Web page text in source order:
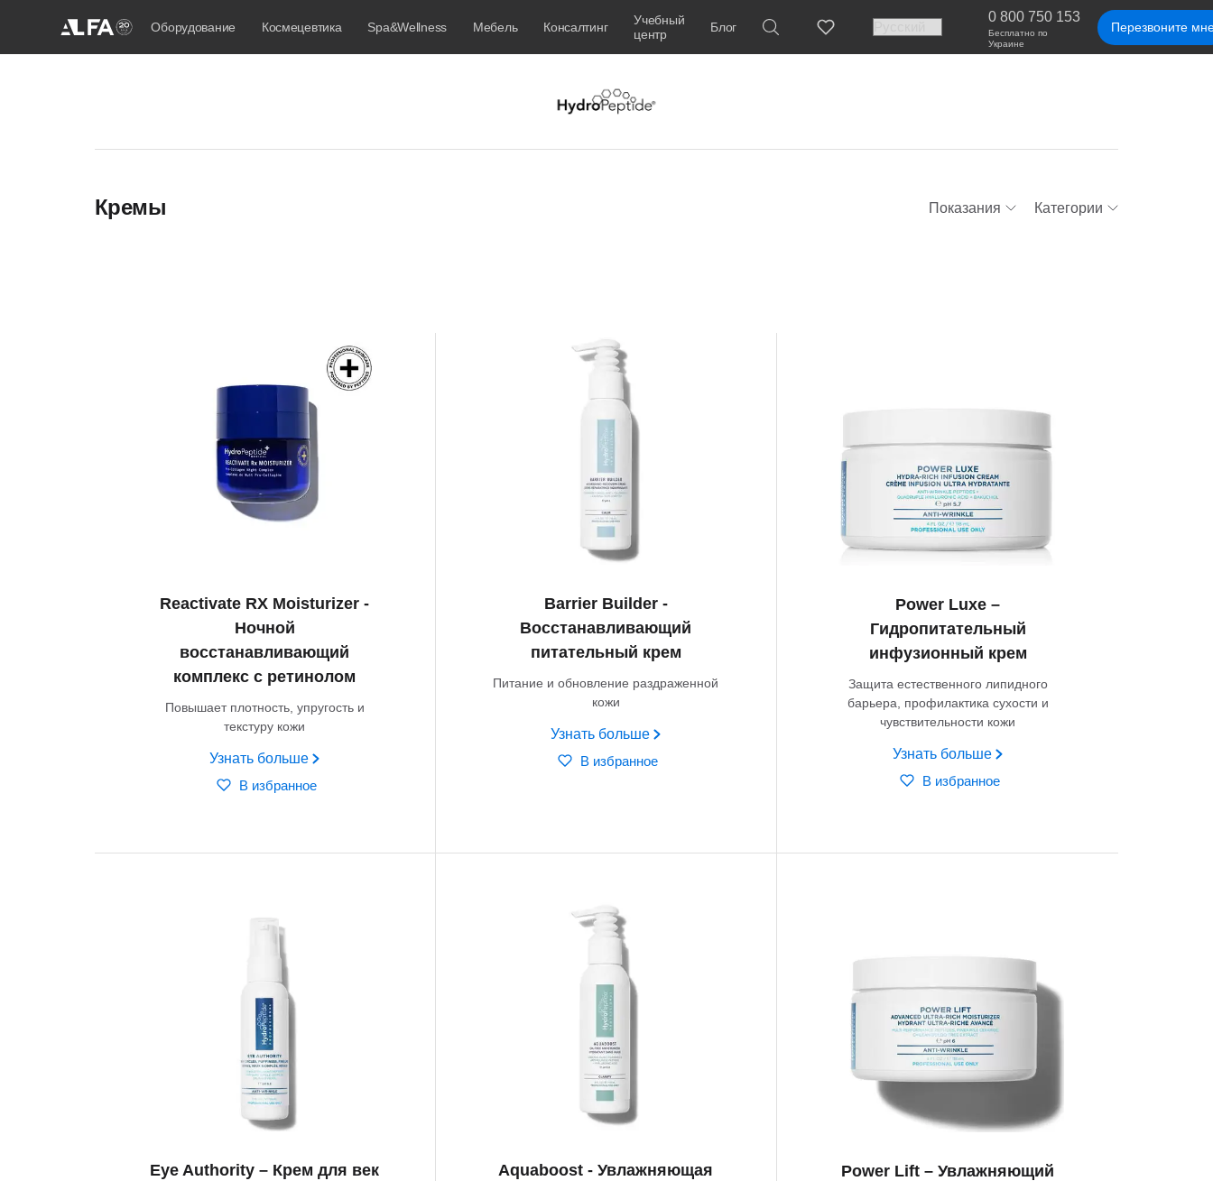
Оборудование Космецевтика Spa&Wellness Мебель Консалтинг
Учебный
центр
Блог
0 800 750 153
Бесплатно по
Украине
Перезвоните
Кремы Показания Категории
Reactivate RX Moisturizer -
Ночной
восстанавливающий
комплекс с ретинолом
Повышает плотность, упругость и
текстуру кожи
Узнать больше
В избранное
Barrier Builder -
Восстанавливающий
питательный крем
Питание и обновление раздраженной
кожи
Узнать больше
В избранное
Power Luxe –
Гидропитательный
инфузионный крем
Защита естественного липидного
барьера, профилактика сухости и
чувствительности кожи
Узнать больше
В избранное
Eye Authority – Крем для век
Aquaboost - Увлажняющая
Power Lift – Увлажняющий